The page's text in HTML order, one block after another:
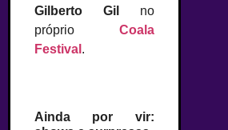
Gilberto Gil no
próprio Coala
Festival .
Ainda por vir: